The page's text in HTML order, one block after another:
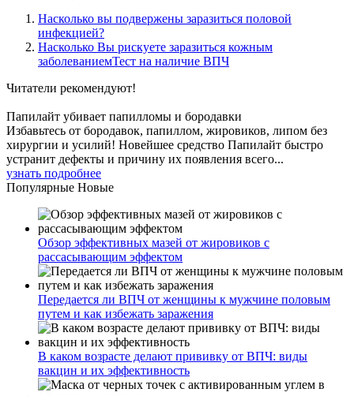
Насколько вы подвержены заразиться половой
инфекцией?
Насколько Вы рискуете заразиться кожным
заболеваниемТест на наличие ВПЧ
Читатели рекомендуют!
Папилайт убивает папилломы и бородавки
Избавьтесь от бородавок, папиллом, жировиков, липом без
хирургии и усилий! Новейшее средство Папилайт быстро
устранит дефекты и причину их появления всего...
узнать подробнее
Популярные Новые
Обзор эффективных мазей от жировиков с
рассасывающим эффектом
Передается ли ВПЧ от женщины к мужчине половым
путем и как избежать заражения
В каком возрасте делают прививку от ВПЧ: виды
вакцин и их эффективность